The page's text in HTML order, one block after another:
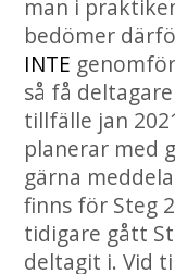
man i
bedömer
INTE
så få
tillfälle jan
planerar med
gärna
finns för Steg
tidigare gått
deltagit i. Vid